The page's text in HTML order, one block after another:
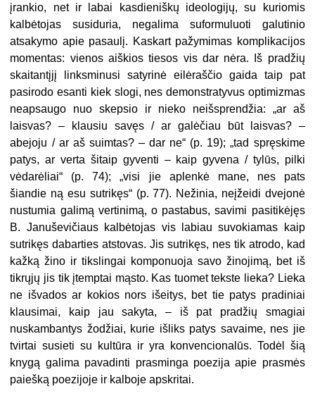
įrankio, net ir labai kasdieniškų ideologijų, su kuriomis
kalbėtojas susiduria, negalima suformuluoti galutinio
atsakymo apie pasaulį. Kaskart pažymimas komplikacijos
momentas: vienos aiškios tiesos vis dar nėra. Iš pradžių
skaitantįjį linksminusi satyrinė eilėraščio gaida taip pat
pasirodo esanti kiek slogi, nes demonstratyvus optimizmas
neapsaugo nuo skepsio ir nieko neišsprendžia: „ar aš
laisvas? – klausiu savęs / ar galėčiau būt laisvas? –
abejoju / ar aš suimtas? – dar ne“ (p. 19); „tad spręskime
patys, ar verta šitaip gyventi – kaip gyvena / tylūs, pilki
vėdarėliai“ (p. 74); „visi jie aplenkė mane, nes pats
šiandie ną esu sutrikęs“ (p. 77). Nežinia, neįžeidi dvejonė
nustumia galimą vertinimą, o pastabus, savimi pasitikėjęs
B. Januševičiaus kalbėtojas vis labiau suvokiamas kaip
sutrikęs dabarties atstovas. Jis sutrikęs, nes tik atrodo, kad
kažką žino ir tikslingai komponuoja savo žinojimą, bet iš
tikrųjų jis tik įtemptai mąsto. Kas tuomet tekste lieka? Lieka
ne išvados ar kokios nors išeitys, bet tie patys pradiniai
klausimai, kaip jau sakyta, – iš pat pradžių smagiai
nuskambantys žodžiai, kurie išliks patys savaime, nes jie
tvirtai susieti su kultūra ir yra konvencionalūs. Todėl šią
knygą galima pavadinti prasminga poezija apie prasmės
paiešką poezijoje ir kalboje apskritai.